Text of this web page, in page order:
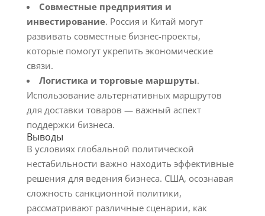
Совместные предприятия и
инвестирование. Россия и Китай могут
развивать совместные бизнес-проекты,
которые помогут укрепить экономические
связи.
Логистика и торговые маршруты.
Использование альтернативных маршрутов
для доставки товаров — важный аспект
поддержки бизнеса.
Выводы
В условиях глобальной политической
нестабильности важно находить эффективные
решения для ведения бизнеса. США, осознавая
сложность санкционной политики,
рассматривают различные сценарии, как